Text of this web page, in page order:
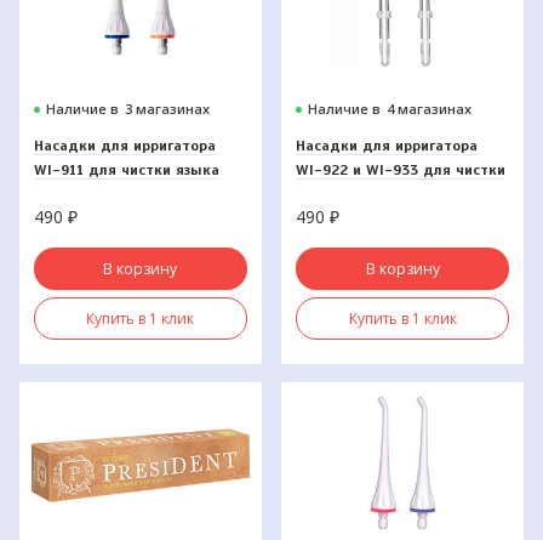
Наличие в 3 магазинах
Насадки для ирригатора
WI-911 для чистки языка
490 ₽
В корзину
Купить в 1 клик
Наличие в 4 магазинах
Насадки для ирригатора
WI-922 и WI-933 для чистки
490₽
В корзину
Купить в 1 клик